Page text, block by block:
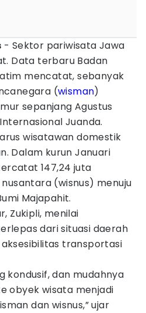
- Sektor pariwisata Jawa
Data terbaru Badan
mencatat, sebanyak
(wisman)
sepanjang Agustus
Juanda.
wisatawan domestik
Dalam kurun Januari
147,24 juta
(wisnus) menuju
Majapahit.
Zukipli, menilai
dari situasi daerah
transportasi
kondusif, dan mudahnya
obyek wisata menjadi
dan wisnus,” ujar